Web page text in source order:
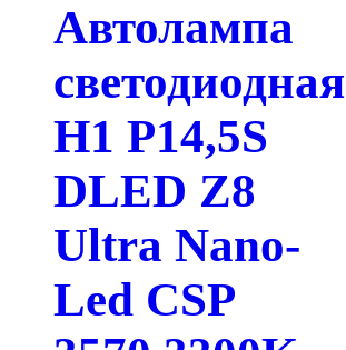
Автолампа
светодиодная
H1 P14,5S
DLED Z8
Ultra Nano-
Led CSP